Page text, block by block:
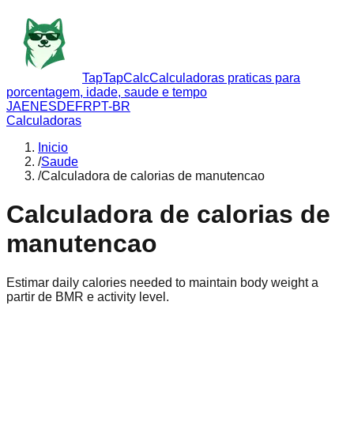
TapTapCalcCalculadoras praticas para
porcentagem, idade, saude e tempo
JAEN ESDEFRPT-BR
Calculadoras
Inicio
/Saude
/Calculadora de calorias de manutencao
Calculadora de calorias de
manutencao
Estimar daily calories needed to maintain body weight a
partir de BMR e activity level.